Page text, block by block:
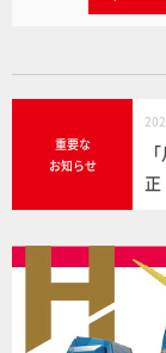
重要な
お知らせ
正